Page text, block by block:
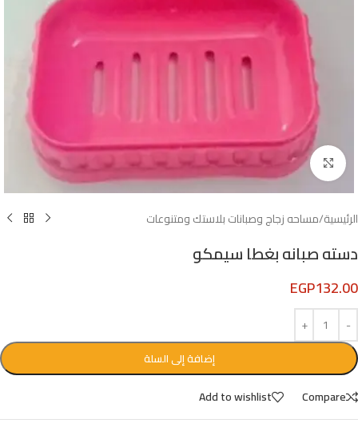
Click to enlarge
الرئيسية/مساحه زجاج وصبانات بلاستك ومتنوعات
دسته صبانه بغطا سيمكو
EGP132.00
إضافة إلى السلة
Compare
Add to wishlist